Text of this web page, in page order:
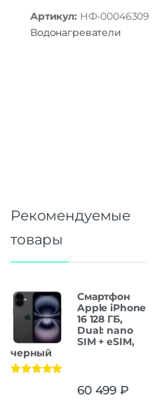
Артикул: НФ-00046309
Водонагреватели
Рекомендуемые
товары
Смартфон
Apple iPhone
16 128 ГБ,
Dual: nano
SIM + eSIM,
черный
60 499 ₽